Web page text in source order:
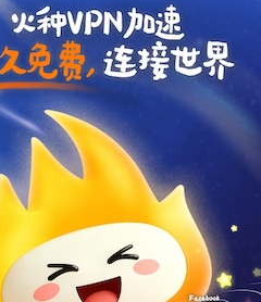
支持 [0] 反对 [0]
支持